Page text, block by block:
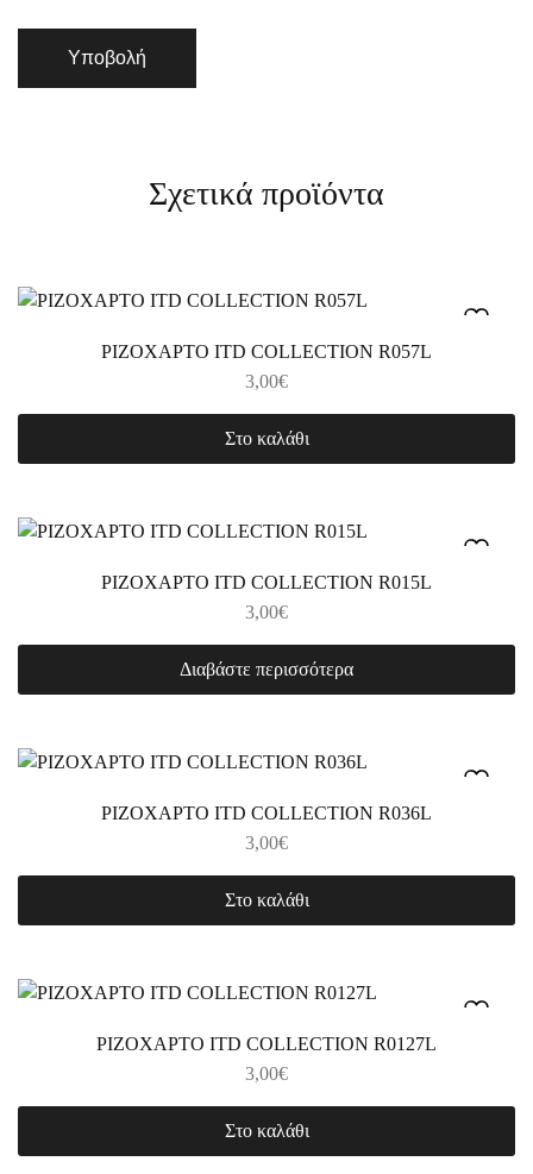
Σχετικά προϊόντα
ΡΙΖΟΧΑΡΤΟ ITD COLLECTION R057L
3,00€
Στο καλάθι
ΡΙΖΟΧΑΡΤΟ ITD COLLECTION R015L
3,00€
Διαβάστε περισσότερα
ΡΙΖΟΧΑΡΤΟ ITD COLLECTION R036L
3,00€
Στο καλάθι
ΡΙΖΟΧΑΡΤΟ ITD COLLECTION R0127L
3,00€
Στο καλάθι